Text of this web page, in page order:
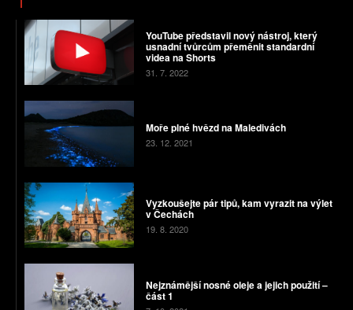
YouTube představil nový nástroj, který
usnadní tvůrcům přeměnit standardní
videa na Shorts
31. 7. 2022
Moře plné hvězd na Maledivách
23. 12. 2021
Vyzkoušejte pár tipů, kam vyrazit na výlet
v Čechách
19. 8. 2020
Nejznámější nosné oleje a jejich použití –
část 1